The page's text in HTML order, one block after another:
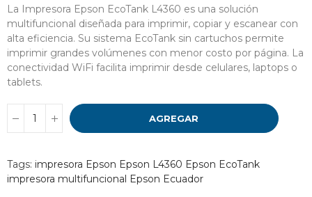
La Impresora Epson EcoTank L4360 es una solución
multifuncional diseñada para imprimir, copiar y escanear con
alta eficiencia. Su sistema EcoTank sin cartuchos permite
imprimir grandes volúmenes con menor costo por página. La
conectividad WiFi facilita imprimir desde celulares, laptops o
tablets.
AGREGAR
Tags: impresora Epson Epson L4360 Epson EcoTank
impresora multifuncional
Epson Ecuador